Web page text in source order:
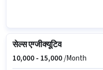
सेल्स एग्जीक्यूटिव
10,000 - 15,000/Month